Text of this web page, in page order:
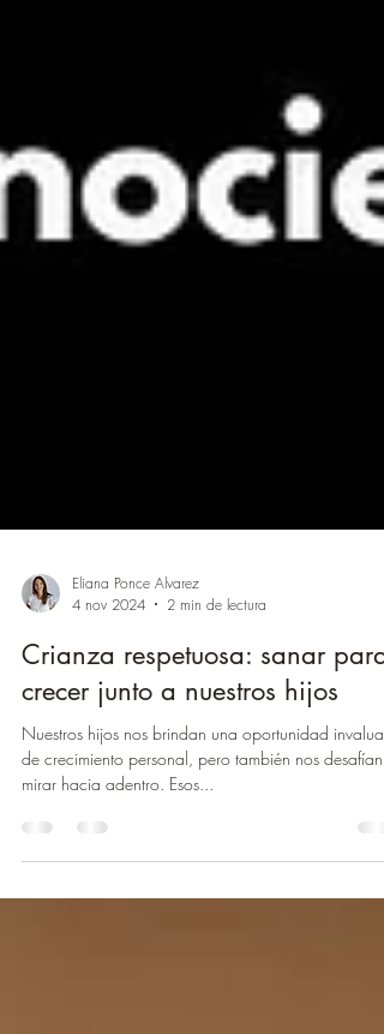
Eliana Ponce Alvarez
4 nov 2024
2 min de lectura
Crianza respetuosa: sanar para
crecer junto a nuestros hijos
Nuestros hijos nos brindan una oportunidad
de crecimiento personal, pero también nos desafían